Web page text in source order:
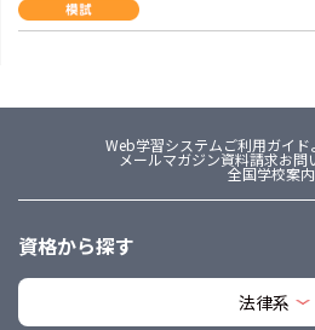
Web学習システムご利用ガイド
メールマガジン資料請求お問
全国学校案内
資格から探す
法律系